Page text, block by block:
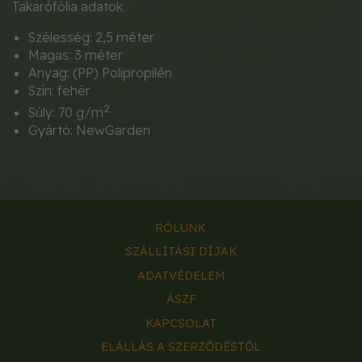
Takarófólia adatok
Szélesség: 2,5 méter
Magas: 3 méter
Anyag: (PP) Polipropilén
Szín: fehér
Súly: 70 g/m2
Gyártó: NewGarden
RÓLUNK
SZÁLLÍTÁSI DÍJAK
ADATVÉDELEM
ÁSZF
KAPCSOLAT
ELÁLLÁS A SZERZŐDÉSTŐL